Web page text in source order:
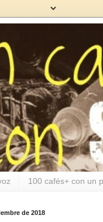
100 cafés+ con un
de 2018